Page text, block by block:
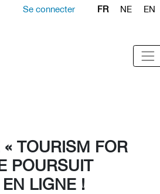
Se connecter FR NE EN
« TOURISM FOR
POURSUIT
LIGNE !